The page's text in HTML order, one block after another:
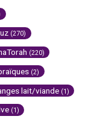
(270)
(220)
(2)
lait/viande (1)
(1)